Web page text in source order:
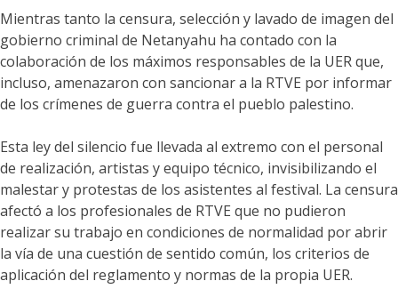
Mientras tanto la censura, selección y lavado de imagen del
gobierno criminal de Netanyahu ha contado con la
colaboración de los máximos responsables de la UER que,
incluso, amenazaron con sancionar a la RTVE por informar
de los crímenes de guerra contra el pueblo palestino.
Esta ley del silencio fue llevada al extremo con el personal
de realización, artistas y equipo técnico, invisibilizando el
malestar y protestas de los asistentes al festival. La censura
afectó a los profesionales de RTVE que no pudieron
realizar su trabajo en condiciones de normalidad por abrir
la vía de una cuestión de sentido común, los criterios de
aplicación del reglamento y normas de la propia UER.